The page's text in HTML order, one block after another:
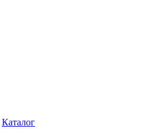
Каталог